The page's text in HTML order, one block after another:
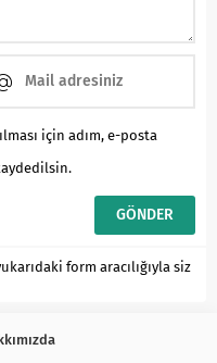
için adım, e-posta
form aracılığıyla siz